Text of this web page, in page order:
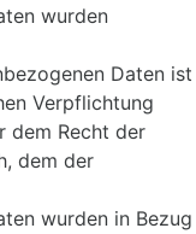
wurden
Daten ist
Verpflichtung
dem Recht der
dem der
wurden in Bezug